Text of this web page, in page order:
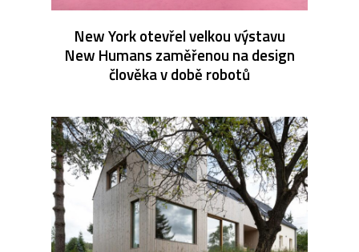
New York otevřel velkou výstavu
New Humans zaměřenou na design
člověka v době robotů